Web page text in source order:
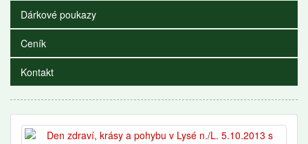
Dárkové poukazy
Ceník
Kontakt